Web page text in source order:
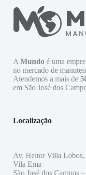
A Mundoé uma
no mercado de
Atendemos a mais de
em São José dos
Localização
Av. Heitor Villa Lobos,
Vila Ema
São José dos Campos